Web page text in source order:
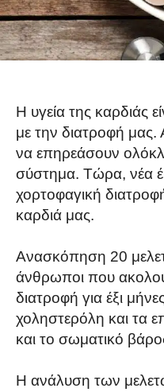
Η υγεία της καρδιάς
με την διατροφή
να επηρεάσουν
σύστημα. Τώρα, νέα
χορτοφαγική
καρδιά μας.
Ανασκόπηση 20
άνθρωποι που
διατροφή για έξι
χοληστερόλη και τα
και το σωματικό
Η ανάλυση των